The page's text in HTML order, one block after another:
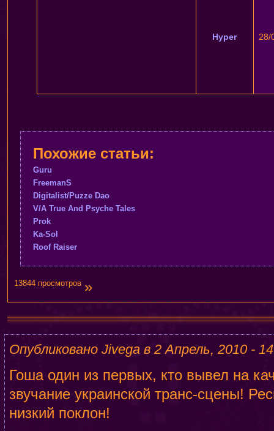
Hyper 28/
Похожие статьи:
Guru
FreemanS
Digitalist/Puzze Dao
V/A True And Psyche Tales
Prok
Ka-Sol
Roof Raiser
»
13844 просмотров
Опубликовано Jivega в 2 Апрель, 2010 -
Гоша один из первых, кто вывел на
звучание украинской транс-сцены!
низкий поклон!